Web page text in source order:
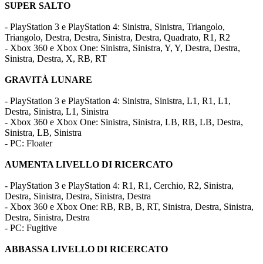
SUPER SALTO
- PlayStation 3 e PlayStation 4: Sinistra, Sinistra, Triangolo,
Triangolo, Destra, Destra, Sinistra, Destra, Quadrato, R1, R2
- Xbox 360 e Xbox One: Sinistra, Sinistra, Y, Y, Destra, Destra,
Sinistra, Destra, X, RB, RT
GRAVITÀ LUNARE
- PlayStation 3 e PlayStation 4: Sinistra, Sinistra, L1, R1, L1,
Destra, Sinistra, L1, Sinistra
- Xbox 360 e Xbox One: Sinistra, Sinistra, LB, RB, LB, Destra,
Sinistra, LB, Sinistra
- PC: Floater
AUMENTA LIVELLO DI RICERCATO
- PlayStation 3 e PlayStation 4: R1, R1, Cerchio, R2, Sinistra,
Destra, Sinistra, Destra, Sinistra, Destra
- Xbox 360 e Xbox One: RB, RB, B, RT, Sinistra, Destra, Sinistra,
Destra, Sinistra, Destra
- PC: Fugitive
ABBASSA LIVELLO DI RICERCATO